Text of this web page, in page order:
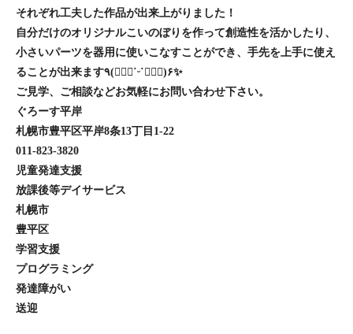
それぞれ工夫した作品が出来上がりました！
自分だけのオリジナルこいのぼりを作って創造性を活かしたり、
小さいパーツを器用に使いこなすことができ、手先を上手に使え
ることが出来ます٩(๑⃙⃘˙ᵕ˙๑⃙⃘)۶✨
ご見学、ご相談などお気軽にお問い合わせ下さい。
ぐろーす平岸
札幌市豊平区平岸8条13丁目1-22
011-823-3820
児童発達支援
放課後等デイサービス
札幌市
豊平区
学習支援
プログラミング
発達障がい
送迎